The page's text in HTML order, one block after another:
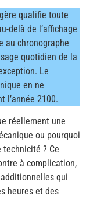
qualifie toute
delà de l’affichage
au chronographe
quotidien de la
Le
en ne
l’année 2100.
réellement une
ou pourquoi
? Ce
à complication,
qui
heures et des